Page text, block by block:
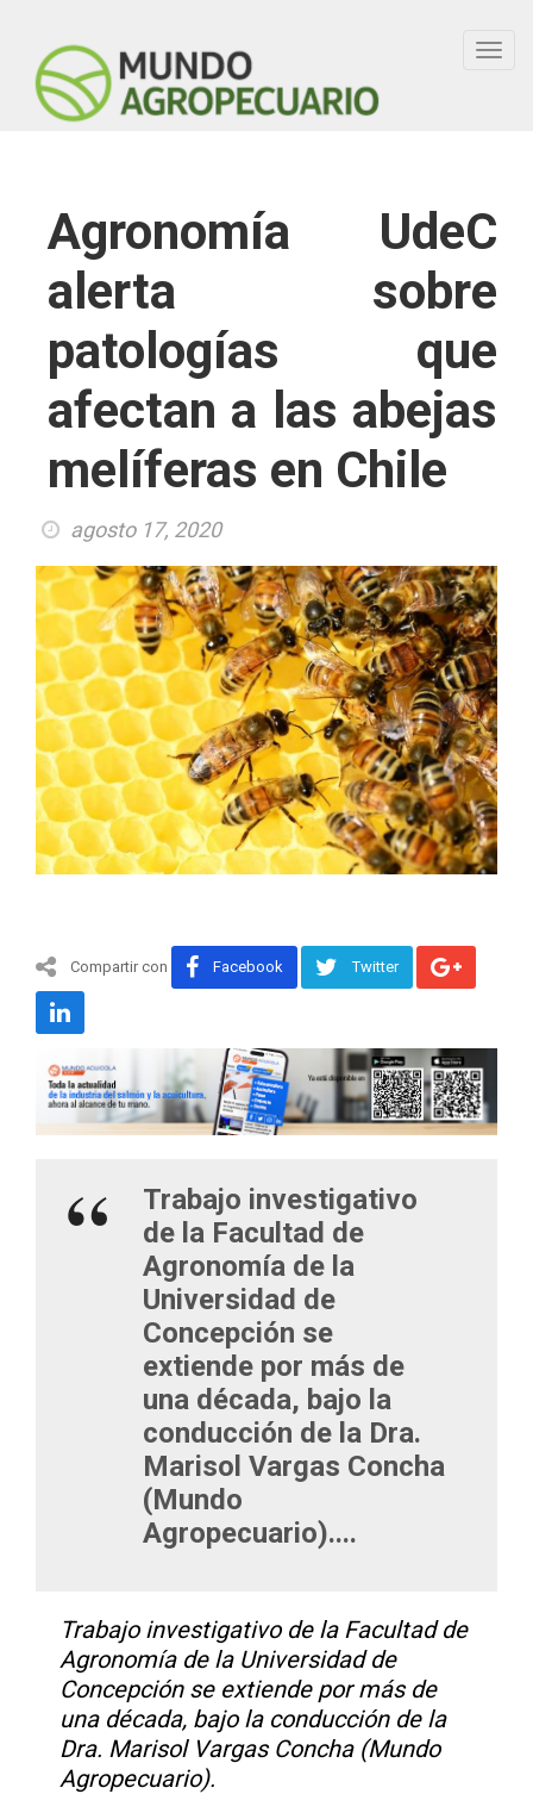
Agronomía UdeC
alerta sobre
patologías que
afectan a las abejas
melíferas en Chile
agosto 17, 2020
Compartir con Facebook Twitter
Trabajo investigativo
de la Facultad de
Agronomía de la
Universidad de
Concepción se
extiende por más de
una década, bajo la
conducción de la Dra.
Marisol Vargas Concha
(Mundo
Agropecuario)....
Trabajo investigativo de la Facultad de
Agronomía de la Universidad de
Concepción se extiende por más de
una década, bajo la conducción de la
Dra. Marisol Vargas Concha (Mundo
Agropecuario).